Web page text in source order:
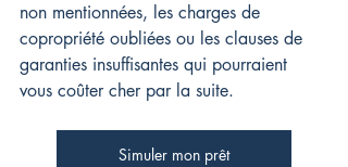
non mentionnées, les charges de
copropriété oubliées ou les clauses de
garanties insuffisantes qui pourraient
vous coûter cher par la suite.
Simuler mon prêt